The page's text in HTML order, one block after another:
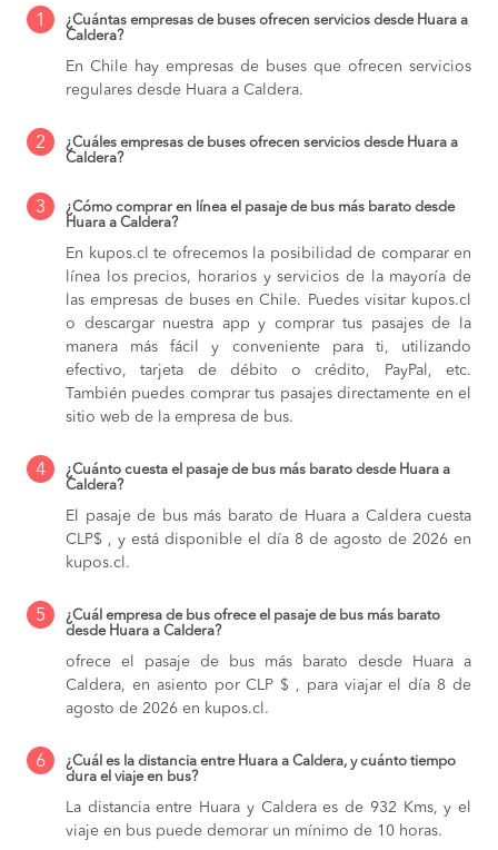
1
¿Cuántas empresas de buses ofrecen servicios desde Huara a
Caldera?
En Chile hay empresas de buses que ofrecen servicios
regulares desde Huara a Caldera.
2
¿Cuáles empresas de buses ofrecen servicios desde Huara a
Caldera?
3
¿Cómo comprar en línea el pasaje de bus más barato desde
Huara a Caldera?
En kupos.cl te ofrecemos la posibilidad de comparar en
línea los precios, horarios y servicios de la mayoría de
las empresas de buses en Chile. Puedes visitar kupos.cl
o descargar nuestra app y comprar tus pasajes de la
manera más fácil y conveniente para ti, utilizando
efectivo, tarjeta de débito o crédito, PayPal, etc.
También puedes comprar tus pasajes directamente en el
sitio web de la empresa de bus.
4
¿Cuánto cuesta el pasaje de bus más barato desde Huara a
Caldera?
El pasaje de bus más barato de Huara a Caldera cuesta
CLP$ , y está disponible el día 8 de agosto de 2026 en
kupos.cl.
5
¿Cuál empresa de bus ofrece el pasaje de bus más barato
desde Huara a Caldera?
ofrece el pasaje de bus más barato desde Huara a
Caldera, en asiento por CLP $ , para viajar el día 8 de
agosto de 2026 en kupos.cl.
6
¿Cuál es la distancia entre Huara a Caldera, y cuánto tiempo
dura el viaje en bus?
La distancia entre Huara y Caldera es de 932 Kms, y el
viaje en bus puede demorar un mínimo de 10 horas.